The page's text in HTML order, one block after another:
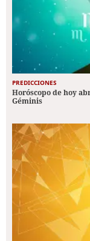
PREDICCIONES
Horóscopo de hoy
Géminis